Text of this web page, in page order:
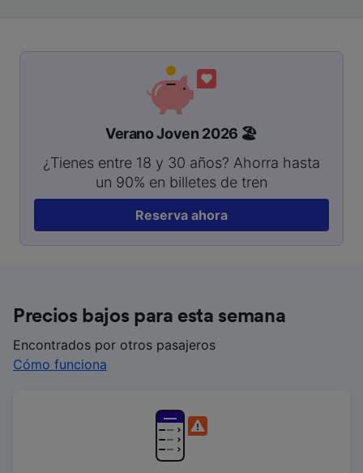
Verano Joven 2026 🏖️
¿Tienes entre 18 y 30 años? Ahorra hasta
un 90% en billetes de tren
Reserva ahora
Precios bajos para esta semana
Encontrados por otros pasajeros
Cómo funciona